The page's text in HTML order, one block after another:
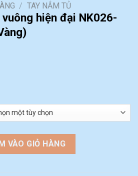
/ TAY NẮM TỦ
hiện đại NK026-
đại NK026-DV (Màu Đồng Vàng) số
VÀO GIỎ HÀNG